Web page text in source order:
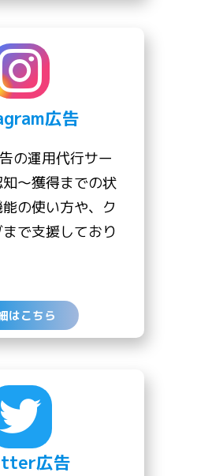
広告
の運用代行サー
〜獲得までの状
の使い方や、ク
で支援しており
はこちら
広告